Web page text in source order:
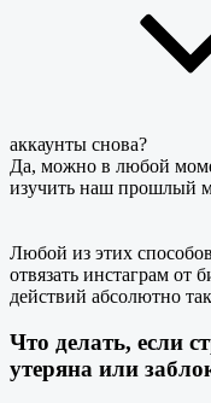
аккаунты снова?
Да, можно в любой
изучить наш прошлый
Любой из этих
отвязать инстаграм от
действий абсолютно
Что делать, если
утеряна или